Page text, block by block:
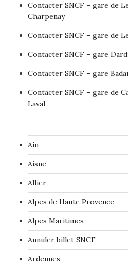
Contacter SNCF – gare de
Charpenay
Contacter SNCF – gare de
Contacter SNCF – gare
Contacter SNCF – gare
Contacter SNCF – gare de
Laval
Ain
Aisne
Allier
Alpes de Haute Provence
Alpes Maritimes
Annuler billet SNCF
Ardennes